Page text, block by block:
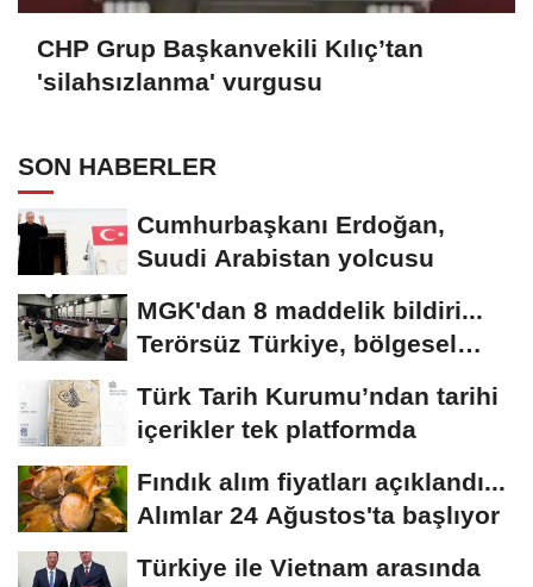
CHP Grup Başkanvekili Kılıç’tan
'silahsızlanma' vurgusu
SON HABERLER
Cumhurbaşkanı Erdoğan,
Suudi Arabistan yolcusu
MGK'dan 8 maddelik bildiri...
Terörsüz Türkiye, bölgesel
Türk Tarih Kurumu’ndan tarihi
içerikler tek platformda
Fındık alım fiyatları açıklandı...
Alımlar 24 Ağustos'ta başlıyor
Türkiye ile Vietnam arasında